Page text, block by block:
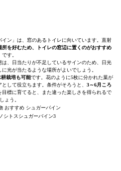
ン」は、窓のあるトイレに向いています。直射
所を好むため、トイレの窓辺に置くのがおすすめ
です。
、日当たりが不足しているサインのため、日光
光が当たるような場所がよいでしょう。
耕栽培も可能です。花のように5枚に分かれた葉が
して役立ちます。条件がそろうと、 3～6月ころ
目標に育てると、また違った楽しさを得られるで
しょう。
シトスシュガーバイン3